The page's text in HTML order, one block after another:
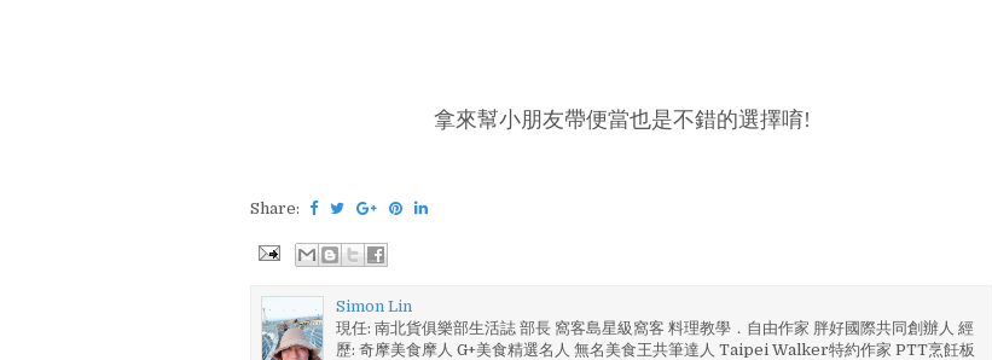
拿來幫小朋友帶便當也是不錯的選擇唷!
Share:
Simon Lin
現任: 南北貨俱樂部生活誌 部長 窩客島星級窩客 料理教學．自由作家 胖好國際共同創辦人 經
歷: 奇摩美食摩人 G+美食精選名人 無名美食王共筆達人 Taipei Walker特約作家 PTT烹飪板